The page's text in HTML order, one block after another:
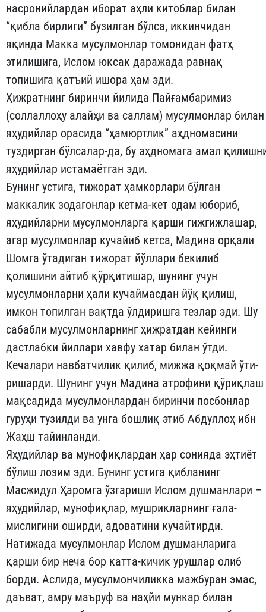
насронийлардан иборат аҳли китоблар билан
“қибла бирлиги” бузилган бўлса, иккинчи­дан
яқинда Макка мусулмонлар томонидан фатҳ
этилишига, Ис­лом юксак даражада равнақ
топишига қатъий ишора ҳам эди.
Ҳижратнинг биринчи йилида Пайғамбаримиз
(соллаллоҳу алайҳи ва саллам) мусулмонлар билан
яҳудийлар орасида “ҳам­юрт­лик” аҳдномасини
туздирган бўлсалар-да, бу аҳдномага амал
яҳудийлар истамаётган эди.
Бунинг устига, тижорат ҳамкорлари бўлган
маккалик зодагон­лар кетма-кет одам юбориб,
яҳудийларни мусулмонларга қарши гижгижлашар,
агар мусулмонлар кучайиб кетса, Мадина орқали
Шомга ўтадиган тижорат йўллари бекилиб
қолишини айтиб қўр­қитишар, шунинг учун
мусулмонларни ҳали кучаймасдан йўқ қи­лиш,
имкон топилган вақтда ўлдиришга тезлар эди. Шу
сабабли мусулмонларнинг ҳижратдан кейинги
дастлабки йиллари хавфу хатар билан ўтди.
Кечалари навбатчилик қилиб, мижжа қоқмай ўти­
ришарди. Шунинг учун Мадина атрофини қўриқлаш
мақсади­да мусулмонлардан биринчи посбонлар
гуруҳи тузилди ва унга бошлиқ этиб Абдуллоҳ ибн
Жаҳш тайинланди.
Яҳудийлар ва мунофиқлардан ҳар сонияда эҳтиёт
бўлиш ло­зим эди. Бунинг устига қибланинг
Масжидул Ҳаромга ўзгариши Ислом душманлари –
яҳудийлар, мунофиқлар, мушрикларнинг ға­ла­
мислигини оширди, адоватини кучайтирди.
Натижада му­сулмонлар Ислом душманларига
қарши бир неча бор катта-ки­чик урушлар олиб
борди. Аслида, мусулмончиликка мажбуран эмас,
даъват, амру маъруф ва наҳйи мункар билан